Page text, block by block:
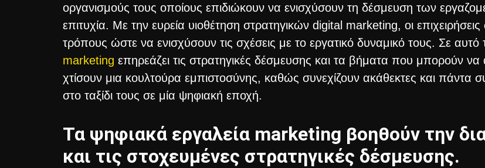
οργανισμούς τους οποίους επιδιώκουν να ενισχύσουν τη δέσμευση των
επιτυχία. Με την ευρεία υιοθέτηση στρατηγικών digital marketing, οι
τρόπους ώστε να ενισχύσουν τις σχέσεις με το εργατικό δυναμικό τους. Σε
marketing επηρεάζει τις στρατηγικές δέσμευσης και τα βήματα που μπορούν να
χτίσουν μια κουλτούρα εμπιστοσύνης, καθώς συνεχίζουν ακάθεκτες και πάντα
στο ταξίδι τους σε μία ψηφιακή εποχή.
Τα ψηφιακά εργαλεία marketing βοηθούν την
και τις στοχευμένες στρατηγικές δέσμευσης.